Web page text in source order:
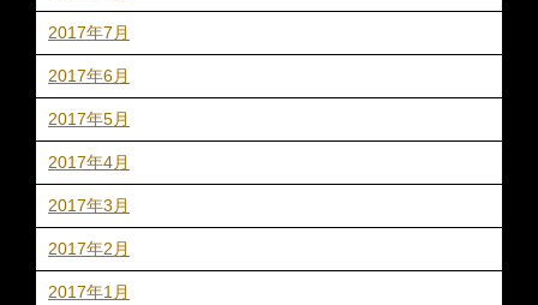
2017年7月
2017年6月
2017年5月
2017年4月
2017年3月
2017年2月
2017年1月